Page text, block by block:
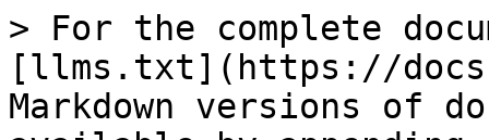
> For the complete
[llms.txt](https://
Markdown versions of